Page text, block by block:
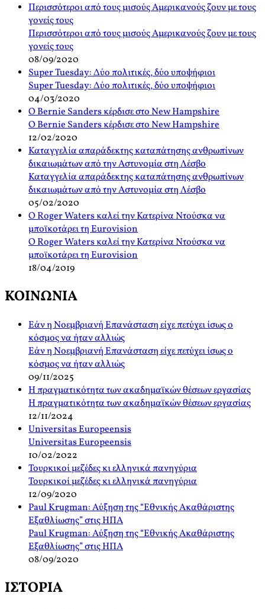
Περισσότεροι από τους μισούς Αμερικανούς ζουν με τους
γονείς τους
Περισσότεροι από τους μισούς Αμερικανούς ζουν με τους
γονείς τους
08/09/2020
Super Tuesday: Δύο πολιτικές, δύο υποψήφιοι
Super Tuesday: Δύο πολιτικές, δύο υποψήφιοι
04/03/2020
Ο Bernie Sanders κέρδισε στο New Hampshire
Ο Bernie Sanders κέρδισε στο New Hampshire
12/02/2020
Καταγγελία απαράδεκτης καταπάτησης ανθρωπίνων
δικαιωμάτων από την Αστυνομία στη Λέσβο
Καταγγελία απαράδεκτης καταπάτησης ανθρωπίνων
δικαιωμάτων από την Αστυνομία στη Λέσβο
05/02/2020
Ο Roger Waters καλεί την Κατερίνα Ντούσκα να
μποϊκοτάρει τη Eurovision
Ο Roger Waters καλεί την Κατερίνα Ντούσκα να
μποϊκοτάρει τη Eurovision
18/04/2019
ΚΟΙΝΩΝΙΑ
Εάν η Νοεμβριανή Επανάσταση είχε πετύχει ίσως ο
κόσμος να ήταν αλλιώς
Εάν η Νοεμβριανή Επανάσταση είχε πετύχει ίσως ο
κόσμος να ήταν αλλιώς
09/11/2025
Η πραγματικότητα των ακαδημαϊκών θέσεων εργασίας
Η πραγματικότητα των ακαδημαϊκών θέσεων εργασίας
12/11/2024
Universitas Europeensis
Universitas Europeensis
10/02/2022
Τουρκικοί μεζέδες κι ελληνικά πανηγύρια
Τουρκικοί μεζέδες κι ελληνικά πανηγύρια
12/09/2020
Paul Krugman: Αύξηση της “Εθνικής Ακαθάριστης
Εξαθλίωσης” στις ΗΠΑ
Paul Krugman: Αύξηση της “Εθνικής Ακαθάριστης
Εξαθλίωσης” στις ΗΠΑ
08/09/2020
ΙΣΤΟΡΙΑ